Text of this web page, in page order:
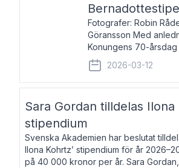
Fotografer: Robin
Göransson Med
Konungens 70-årsdag
fem av de kungliga
kallade
syfte att genom
2026-03-12
Sara Gordan tilldelas Ilona
stipendium
Svenska Akademien har beslutat
Ilona Kohrtz’ stipendium för år
på 40 000 kronor per år. Sara